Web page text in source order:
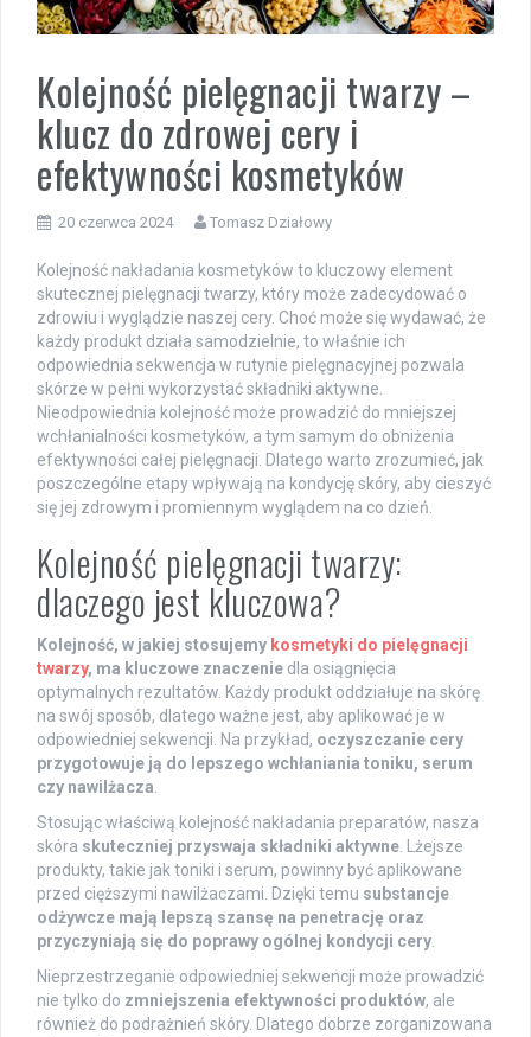
Kolejność pielęgnacji twarzy –
klucz do zdrowej cery i
efektywności kosmetyków
20 czerwca 2024 Tomasz Działowy
Kolejność nakładania kosmetyków to kluczowy element
skutecznej pielęgnacji twarzy, który może zadecydować o
zdrowiu i wyglądzie naszej cery. Choć może się wydawać, że
każdy produkt działa samodzielnie, to właśnie ich
odpowiednia sekwencja w rutynie pielęgnacyjnej pozwala
skórze w pełni wykorzystać składniki aktywne.
Nieodpowiednia kolejność może prowadzić do mniejszej
wchłanialności kosmetyków, a tym samym do obniżenia
efektywności całej pielęgnacji. Dlatego warto zrozumieć, jak
poszczególne etapy wpływają na kondycję skóry, aby cieszyć
się jej zdrowym i promiennym wyglądem na co dzień.
Kolejność pielęgnacji twarzy:
dlaczego jest kluczowa?
Kolejność, w jakiej stosujemy kosmetyki do pielęgnacji
twarzy, ma kluczowe znaczenie dla osiągnięcia
optymalnych rezultatów. Każdy produkt oddziałuje na skórę
na swój sposób, dlatego ważne jest, aby aplikować je w
odpowiedniej sekwencji. Na przykład, oczyszczanie cery
przygotowuje ją do lepszego wchłaniania toniku, serum
czy nawilżacza.
Stosując właściwą kolejność nakładania preparatów, nasza
skóra skuteczniej przyswaja składniki aktywne. Lżejsze
produkty, takie jak toniki i serum, powinny być aplikowane
przed cięższymi nawilżaczami. Dzięki temu substancje
odżywcze mają lepszą szansę na penetrację oraz
przyczyniają się do poprawy ogólnej kondycji cery.
Nieprzestrzeganie odpowiedniej sekwencji może prowadzić
nie tylko do zmniejszenia efektywności produktów, ale
również do podrażnień skóry. Dlatego dobrze zorganizowana